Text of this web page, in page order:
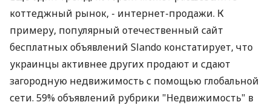
коттеджный рынок, - интернет-продажи. К
примеру, популярный отечественный сайт
бесплатных объявлений Slando констатирует, что
украинцы активнее других продают и сдают
загородную недвижимость с помощью глобальной
сети. 59% объявлений рубрики "Недвижимость" в